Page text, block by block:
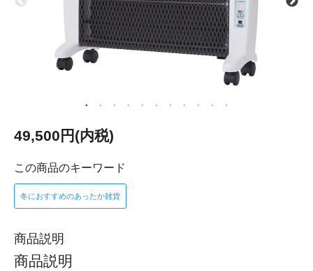
49,500円(内税)
この商品のキーワード
冬におすすめのあったか雑貨
商品説明
商品説明